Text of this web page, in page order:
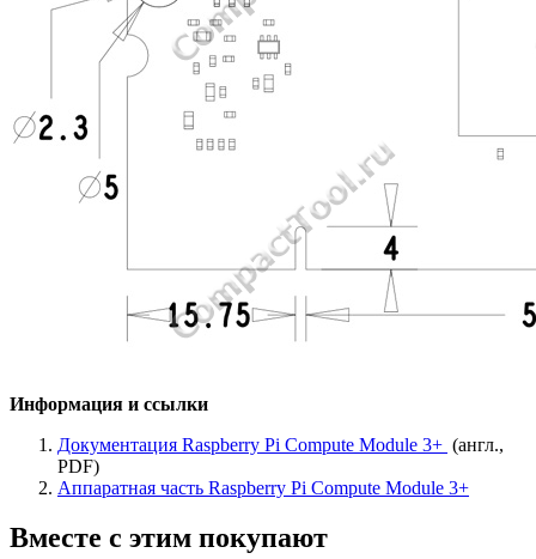
Информация и ссылки
Документация Raspberry Pi Compute Module 3+ (англ.,
PDF)
Аппаратная часть Raspberry Pi Compute Module 3+
Вместе с этим покупают